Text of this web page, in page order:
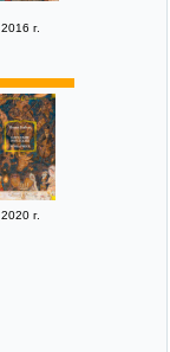
2016 г.
2020 г.